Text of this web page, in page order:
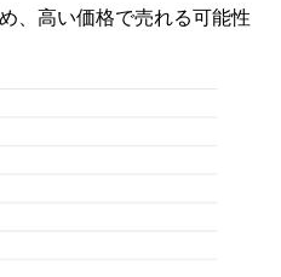
、高い価格で売れる可能性